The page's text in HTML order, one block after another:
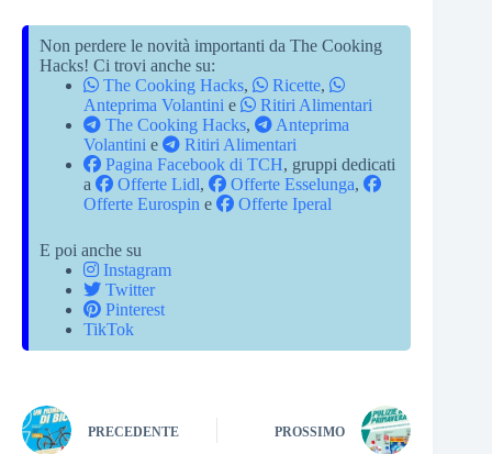
Non perdere le novità importanti da The Cooking
Hacks! Ci trovi anche su:
The Cooking Hacks, Ricette,
Anteprima Volantini e
Ritiri Alimentari
The Cooking Hacks,
Anteprima
Volantini e
Ritiri Alimentari
Pagina Facebook di TCH, gruppi dedicati
a
Offerte Lidl, Offerte Esselunga,
Offerte Eurospin e Offerte Iperal
E poi anche su
Instagram
Twitter
Pinterest
TikTok
PRECEDENTE PROSSIMO